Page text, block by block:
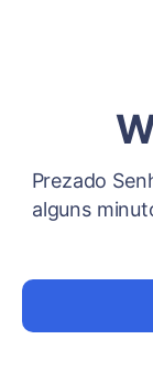
Prezado
alguns